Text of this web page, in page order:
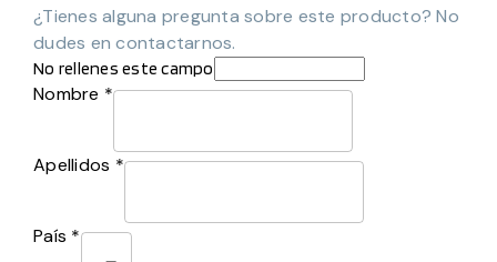
¿Tienes alguna pregunta sobre este producto? No
dudes en contactarnos.
No rellenes este campo
Nombre *
Apellidos *
País *